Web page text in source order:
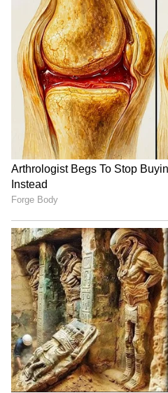
ಪೊಲೀಸ್‌ ಇಲಾಖೆ
ಸಂಸ್ಥೆ ವಸತಿ ನಿಲಯಗಳಲ್ಲಿ
ವಸ್ತುಗಳನ್ನು ನಿಷೇಧಿಸಲು
ಜವಾಬ್ದಾರಿಯನ್ನು
ವಿದ್ಯಾರ್ಥಿಗಳ ಮೇಲೆ ನಿಗಾ
ಖುದ್ದು ಭೇಟಿ ನೀಡಿ
ಬಳಸುವುದು ಕಂಡು ಬಂದರೆ
ತೆಗೆದುಕೊಳ್ಳಬೇಕು ಎಂದು
ಫೋಟೋ ಪೈಲ್‌ - 10 ಟಿಯುಎಂ